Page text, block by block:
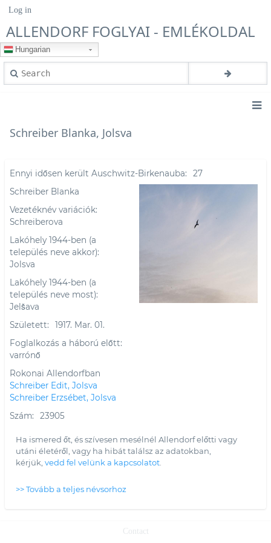
Skip
main
content
User
account
menu
Log in
ALLENDORF FOGLYAI - EMLÉKOLDAL
Hungarian
Search
Main
Schreiber Blanka, Jolsva
Ennyi idősen került Auschwitz-Birkenauba
27
Schreiber Blanka
Vezetéknév variációk
Schreiberova
Lakóhely 1944-ben (a
település neve akkor)
Jolsva
Lakóhely 1944-ben (a
település neve most)
Jelšava
Született
1917. Mar. 01.
Foglalkozás a háború előtt
varrónő
Rokonai Allendorfban
Schreiber Edit, Jolsva
Schreiber Erzsébet, Jolsva
Szám
23905
Ha ismered őt, és szívesen mesélnél Allendorf előtti vagy
utáni életéről, vagy ha hibát találsz az adatokban,
kérjük, vedd fel velünk a kapcsolatot
>> Tovább a teljes névsorhoz
Contact